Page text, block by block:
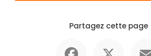
Partagez cette page